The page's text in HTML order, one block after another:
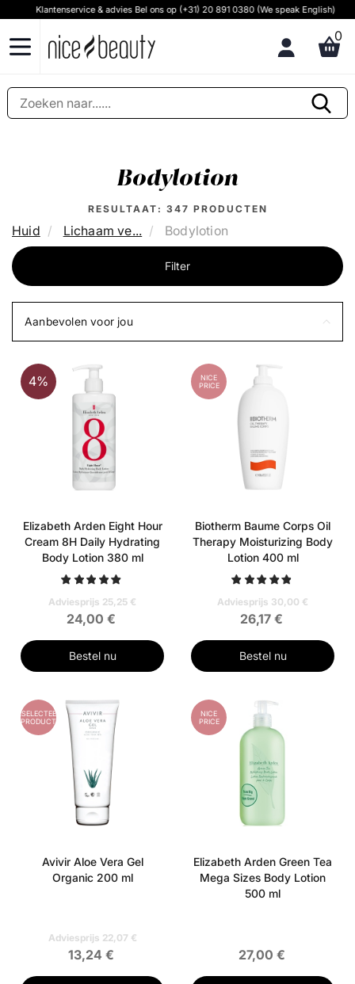
Klantenservice & advies Bel ons op (+31) 20 891 0380 (We speak English)
0
Bodylotion
RESULTAAT: 347 PRODUCTEN
Huid Lichaam ve... Bodylotion
Filter
Aanbevolen voor jou
4%
Elizabeth Arden Eight Hour
Cream 8H Daily Hydrating
Body Lotion 380 ml
Adviesprijs 25,25 €
24,00 €
Bestel nu
NICE
PRICE
Biotherm Baume Corps Oil
Therapy Moisturizing Body
Lotion 400 ml
Adviesprijs 30,00 €
26,17 €
Bestel nu
GESELECTEERD
PRODUCT
Avivir Aloe Vera Gel
Organic 200 ml
Adviesprijs 22,07 €
13,24 €
NICE
PRICE
Elizabeth Arden Green Tea
Mega Sizes Body Lotion
500 ml
27,00 €